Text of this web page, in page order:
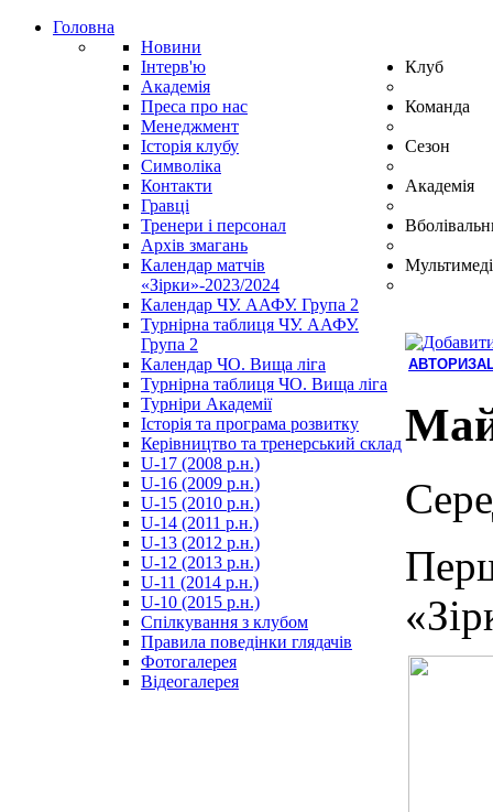
Головна
Новини
Інтерв'ю
Академія
Преса про нас
Клуб
Менеджмент
Історія клубу
Символіка
Контакти
Команда
Гравці
Тренери і персонал
Архів змагань
Сезон
Календар матчів
«Зірки»-2023/2024
Календар ЧУ. ААФУ. Група 2
Турнірна таблиця ЧУ. ААФУ.
Група 2
Календар ЧО. Вища ліга
Турнірна таблиця ЧО. Вища ліга
Академія
Турніри Академії
Історія та програма розвитку
Керівництво та тренерський склад
U-17 (2008 р.н.)
U-16 (2009 р.н.)
U-15 (2010 р.н.)
U-14 (2011 р.н.)
U-13 (2012 р.н.)
U-12 (2013 р.н.)
U-11 (2014 р.н.)
U-10 (2015 р.н.)
Спілкування з клубом
Правила поведінки глядачів
Фотогалерея
Відеогалерея